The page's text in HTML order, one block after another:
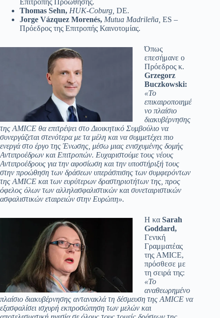
Επιτροπής Προώθησης.
Thomas Sehn, HUK-Coburg, DE.
Jorge Vázquez Morenés, Mutua Madrileña, ES –
Πρόεδρος της Επιτροπής Καινοτομίας.
Όπως
επεσήμανε ο
Πρόεδρος κ.
Grzegorz
Buczkowski:
«Το
επικαιροποιημέ
νο πλαίσιο
διακυβέρνησης
της AMICE θα επιτρέψει στο Διοικητικό Συμβούλιο να
συνεργάζεται στενότερα με τα μέλη και να συμμετέχει πιο
ενεργά στο έργο της Ένωσης, μέσω μιας ενισχυμένης δομής
Αντιπροέδρων και Επιτροπών. Ευχαριστούμε τους νέους
Αντιπροέδρους για την αφοσίωση και την υποστήριξή τους
στην προώθηση των δράσεων υπεράσπισης των συμφερόντων
της AMICE και των ευρύτερων δραστηριοτήτων της, προς
όφελος όλων των αλληλασφαλιστικών και συνεταιριστικών
ασφαλιστικών εταιρειών στην Ευρώπη».
Η κα Sarah
Goddard,
Γενική
Γραμματέας
της AMICE,
πρόσθεσε με
τη σειρά της:
«Το
αναθεωρημένο
πλαίσιο διακυβέρνησης αντανακλά τη δέσμευση της AMICE να
εξασφαλίσει ισχυρή εκπροσώπηση των μελών και